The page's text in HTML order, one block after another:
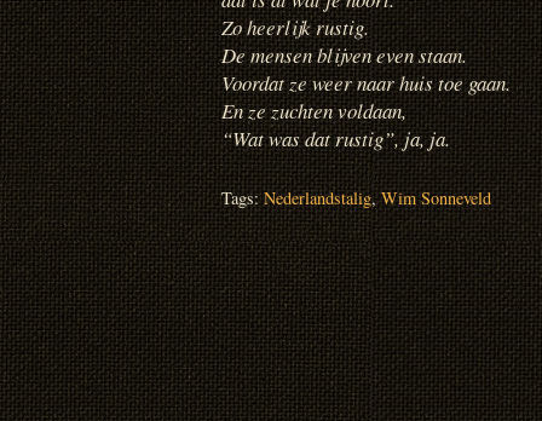
Zo heerlijk rustig.
De mensen blijven even staan.
Voordat ze weer naar huis toe gaan.
En ze zuchten voldaan,
“Wat was dat rustig”, ja, ja.
Tags:Nederlandstalig,Wim Sonneveld